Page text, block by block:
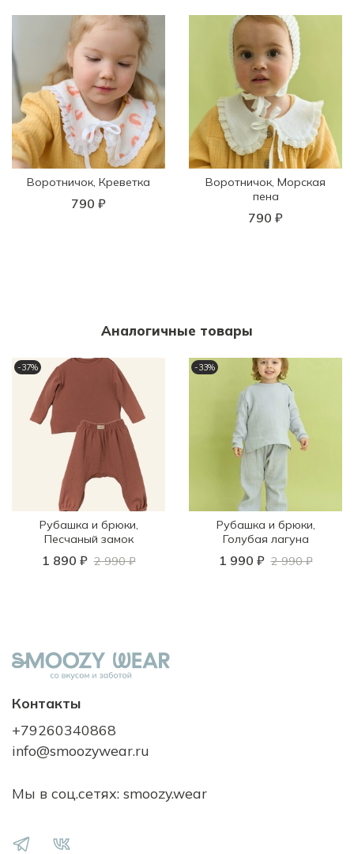
Воротничок, Креветка
790 ₽
Воротничок, Морская
пена
790 ₽
Аналогичные товары
-37%
Рубашка и брюки,
Песчаный замок
1 890 ₽ 2 990 ₽
-33%
Рубашка и брюки,
Голубая лагуна
1 990 ₽ 2 990 ₽
Контакты
+79260340868
info@smoozywear.ru
Мы в соц.сетях: smoozy.wear